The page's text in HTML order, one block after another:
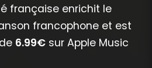
française enrichit le
francophone et est
6.99€ sur Apple Music